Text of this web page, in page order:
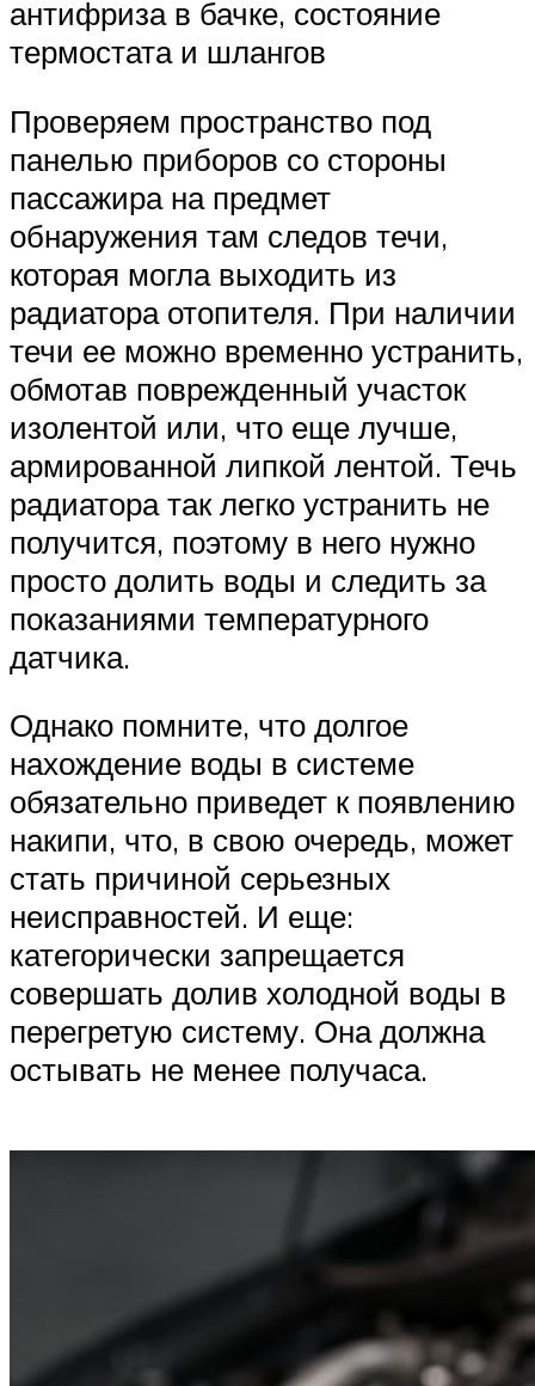
антифриза в бачке, состояние
термостата и шлангов
Проверяем пространство под
панелью приборов со стороны
пассажира на предмет
обнаружения там следов течи,
которая могла выходить из
радиатора отопителя. При наличии
течи ее можно временно устранить,
обмотав поврежденный участок
изолентой или, что еще лучше,
армированной липкой лентой. Течь
радиатора так легко устранить не
получится, поэтому в него нужно
просто долить воды и следить за
показаниями температурного
датчика.
Однако помните, что долгое
нахождение воды в системе
обязательно приведет к появлению
накипи, что, в свою очередь, может
стать причиной серьезных
неисправностей. И еще:
категорически запрещается
совершать долив холодной воды в
перегретую систему. Она должна
остывать не менее получаса.